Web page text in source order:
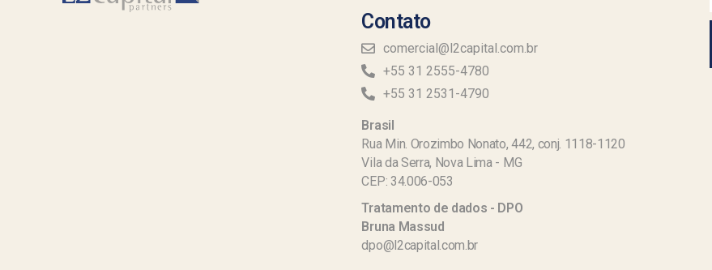
Contato
comercial@l2capital.com.br
+55 31 2555-4780
+55 31 2531-4790
Brasil
Rua Min. Orozimbo Nonato, 442, conj. 1118-1120
Vila da Serra, Nova Lima - MG
CEP: 34.006-053
Tratamento de dados - DPO
Bruna Massud
dpo@l2capital.com.br